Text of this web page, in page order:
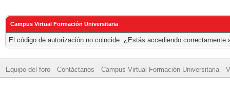
Campus Virtual Formación Universitaria
El código de autorización no coincide. ¿Estás accediendo
Equipo del foro Contáctanos Campus Virtual Formación Universitaria